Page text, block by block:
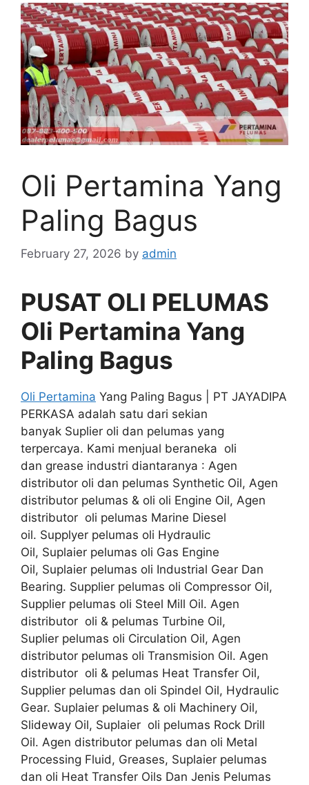
Oli Pertamina Yang
Paling Bagus
February 27, 2026 by admin
PUSAT OLI PELUMAS
Oli Pertamina Yang
Paling Bagus
Oli Pertamina Yang Paling Bagus | PT JAYADIPA
PERKASA adalah satu dari sekian
banyak Suplier oli dan pelumas yang
terpercaya. Kami menjual beraneka oli
dan grease industri diantaranya : Agen
distributor oli dan pelumas Synthetic Oil, Agen
distributor pelumas & oli oli Engine Oil, Agen
distributor oli pelumas Marine Diesel
oil. Supplyer pelumas oli Hydraulic
Oil, Suplaier pelumas oli Gas Engine
Oil, Suplaier pelumas oli Industrial Gear Dan
Bearing. Supplier pelumas oli Compressor Oil,
Supplier pelumas oli Steel Mill Oil. Agen
distributor oli & pelumas Turbine Oil,
Suplier pelumas oli Circulation Oil, Agen
distributor pelumas oli Transmision Oil. Agen
distributor oli & pelumas Heat Transfer Oil,
Supplier pelumas dan oli Spindel Oil, Hydraulic
Gear. Suplaier pelumas & oli Machinery Oil,
Slideway Oil, Suplaier oli pelumas Rock Drill
Oil. Agen distributor pelumas dan oli Metal
Processing Fluid, Greases, Suplaier pelumas
dan oli Heat Transfer Oils Dan Jenis Pelumas